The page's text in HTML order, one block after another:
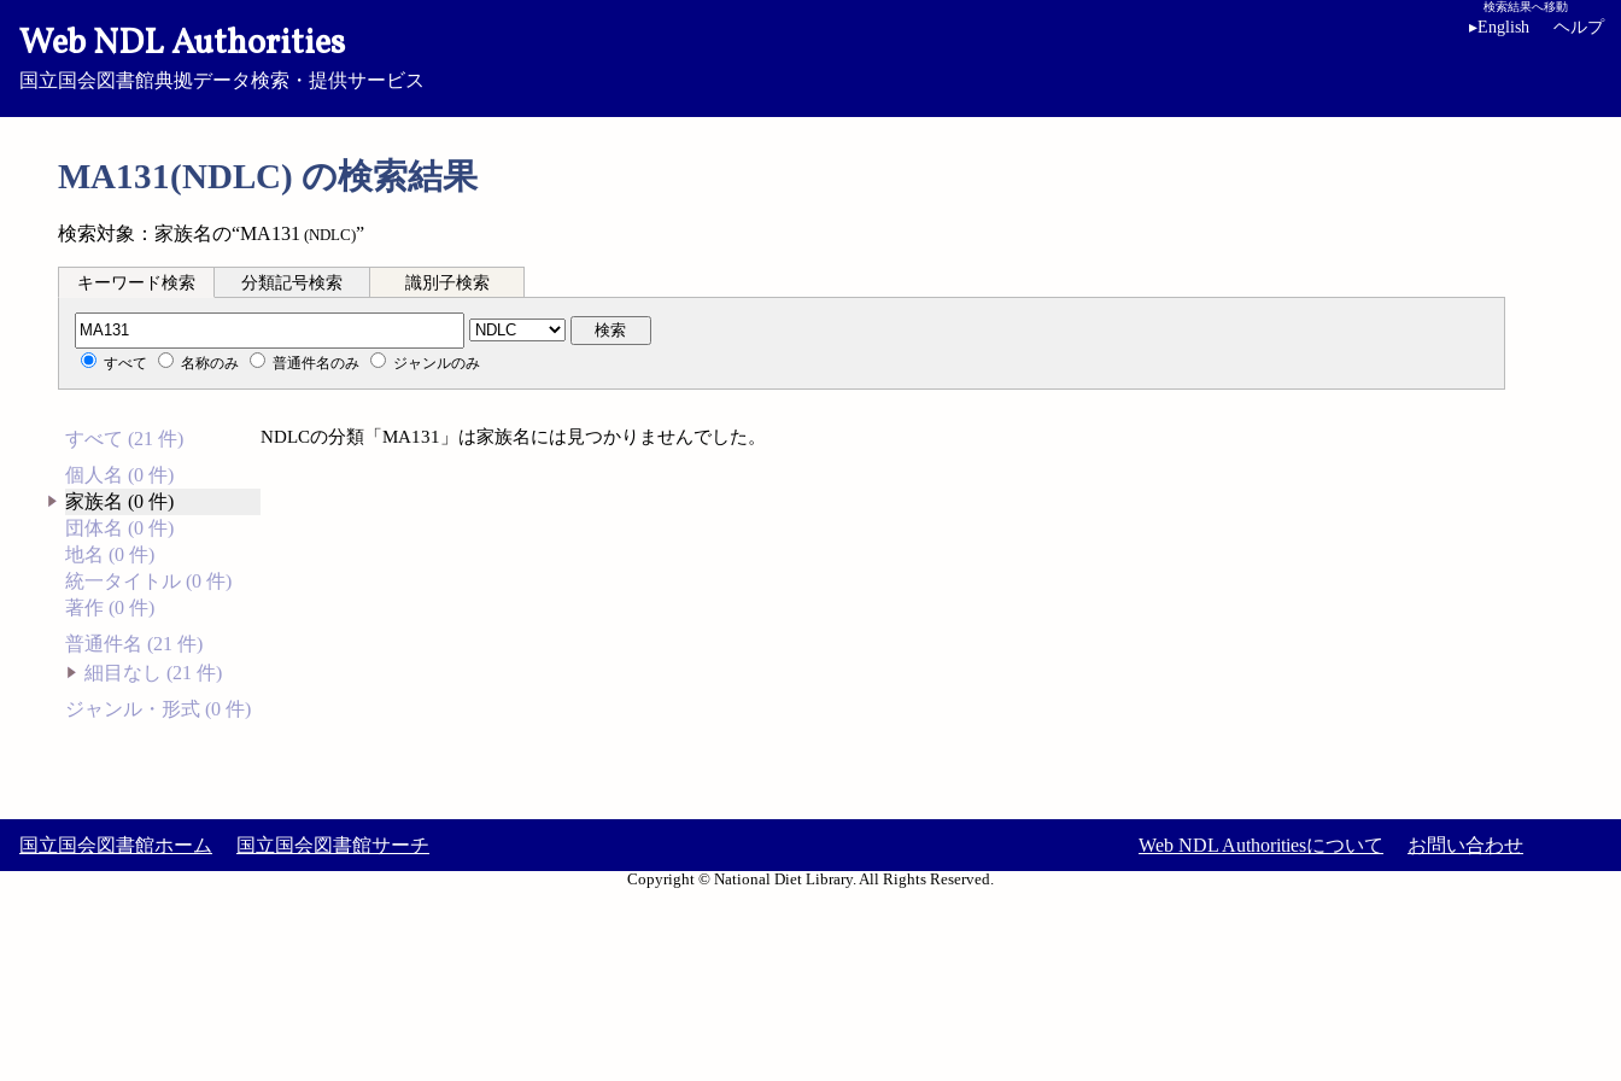
Web NDL Authorities
国立国会図書館典拠データ検索・提供サービス
検索結果へ移動
▸English ヘルプ
MA131(NDLC) の検索結果
検索対象：家族名の“MA131 (NDLC)”
キーワード検索 分類記号検索 識別子検索
分類記号検索 検索
すべて 名称のみ 普通件名のみ ジャンルのみ
すべて (21 件)
個人名 (0 件)
家族名 (0 件)
団体名 (0 件)
地名 (0 件)
統一タイトル (0 件)
著作 (0 件)
普通件名 (21 件)
細目なし (21 件)
ジャンル・形式 (0 件)
NDLCの分類「MA131」は家族名には見つかりませんでした。
国立国会図書館ホーム 国立国会図書館サーチ Web NDL Authoritiesについて お問い合わせ
Copyright © National Diet Library. All Rights Reserved.